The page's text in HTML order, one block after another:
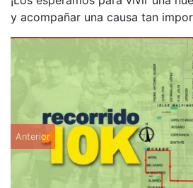
y acompañar una causa tan
Anterior